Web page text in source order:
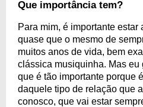
Que importância tem?
Para mim, é importante
quase que o mesmo de
muitos anos de vida, bem
clássica musiquinha. Mas
que é tão importante porque
daquele tipo de relação que
conosco, que vai estar